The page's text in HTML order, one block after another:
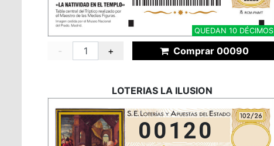
QUEDAN 10 DÉCIMOS
- + Comprar 00090
LOTERIAS LA ILUSION
00120